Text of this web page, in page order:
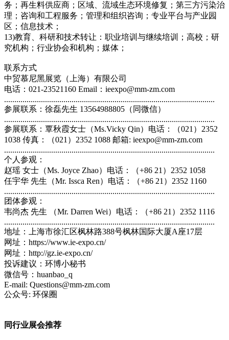
务；再生料供应商；区域、流域生态环境修复；第三方污染治
理；咨询和工程服务；管理和组织咨询；专业平台与产业园
区；信息技术；
13)教育、科研和技术转让：职业培训与继续培训；高校；研
究机构；行业协会和机构；媒体；
联系方式
中贸慕尼黑展览（上海）有限公司
电话：021-23521160 Email：ieexpo@mm-zm.com
.......................................................................................................
参展联系：徐磊先生 13564988805（同微信）
.......................................................................................................
参展联系：覃秋霞女士（Ms.Vicky Qin）电话：（021）2352
1038 传真：（021）2352 1088 邮箱: ieexpo@mm-zm.com
.......................................................................................................
个人参观：
赵瑶 女士（Ms. Joyce Zhao）电话：（+86 21）2352 1058
任宇华 先生（Mr. Issca Ren）电话：（+86 21）2352 1160
.......................................................................................................
团体参观：
韦尚杰 先生 （Mr. Darren Wei）电话：（+86 21）2352 1116
.......................................................................................................
地址：上海市徐汇区枫林路388号枫林国际大厦A座17层
网址：https://www.ie-expo.cn/
网址：http://gz.ie-expo.cn/
投诉建议：环博小秘书
微信号：huanbao_q
E-mail: Questions@mm-zm.com
公众号: 环保圈
同行业展会推荐